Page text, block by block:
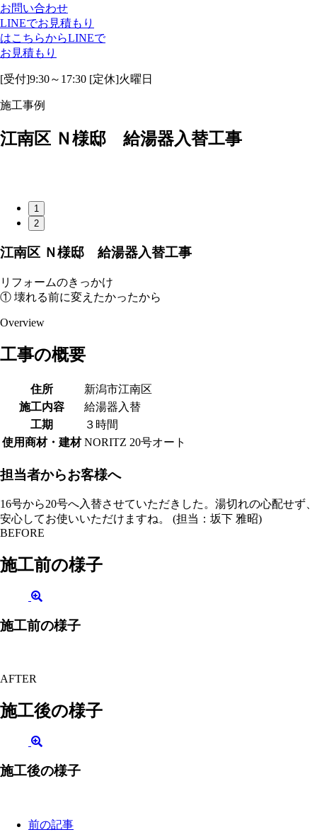
お問い合わせ
LINEでお見積もり
はこちらからLINEで
お見積もり
[受付]9:30～17:30 [定休]火曜日
施工事例
江南区 Ｎ様邸 給湯器入替工事
1
2
江南区 Ｎ様邸 給湯器入替工事
リフォームのきっかけ
① 壊れる前に変えたかったから
Overview
工事の概要
住所
新潟市江南区
施工内容
給湯器入替
工期
３時間
使用商材・建材 NORITZ 20号オート
担当者からお客様へ
16号から20号へ入替させていただきした。湯切れの心配せず、
安心してお使いいただけますね。 (担当：坂下 雅昭)
BEFORE
施工前の様子
施工前の様子
AFTER
施工後の様子
施工後の様子
前の記事